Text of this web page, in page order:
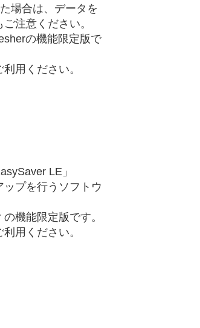
場合は、データを
注意ください。
の機能限定版で
用ください。
LE」
プを行うソフトウ
機能限定版です。
用ください。